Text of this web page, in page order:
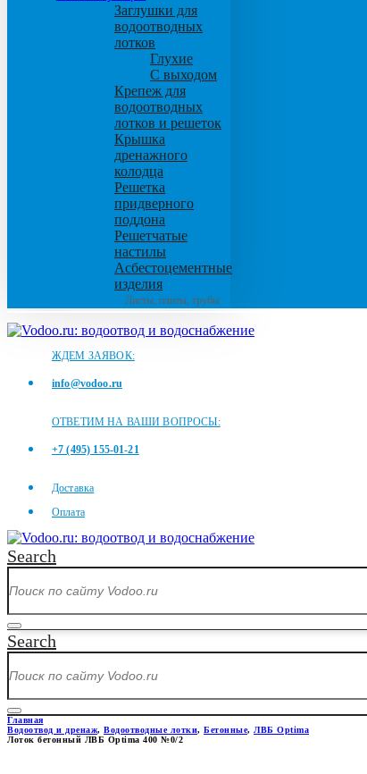
Заглушки для
водоотводных
лотков
Глухие
С выходом
Крепеж для
водоотводных
лотков и решеток
Крышка
дренажного
колодца
Решетка
придверного
поддона
Решетчатые
настилы
Асбестоцементные
изделия
Листы, плиты, трубы
ЖДЕМ ЗАЯВОК:
info@vodoo.ru
ОТВЕТИМ НА ВАШИ ВОПРОСЫ:
+7 (495) 155-01-21
Доставка
Оплата
Search
Search
Главная
Водоотвод и дренаж, Водоотводные лотки, Бетонные, ЛВБ Optima
Лоток бетонный ЛВБ Optima 400 №0/2